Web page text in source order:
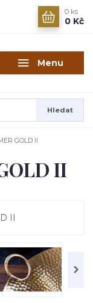
Menu
Hledat
0 ks
0 Kč
GOLD II
II